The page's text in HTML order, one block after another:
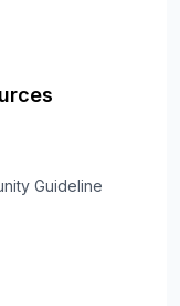
Guideline